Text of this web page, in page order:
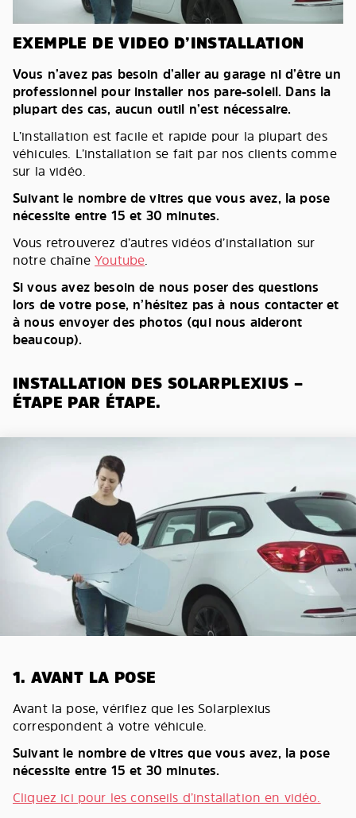
EXEMPLE DE VIDEO D’INSTALLATION
Vous n’avez pas besoin d’aller au garage ni d’être un
professionnel pour installer nos pare-soleil. Dans la
plupart des cas, aucun outil n’est nécessaire.
L’installation est facile et rapide pour la plupart des
véhicules. L’installation se fait par nos clients comme
sur la vidéo.
Suivant le nombre de vitres que vous avez, la pose
nécessite entre 15 et 30 minutes.
Vous retrouverez d’autres vidéos d’installation sur
notre chaîneYoutube.
Si vous avez besoin de nous poser des questions
lors de votre pose, n’hésitez pas à nous contacter et
à nous envoyer des photos (qui nous aideront
beaucoup).
INSTALLATION DES SOLARPLEXIUS –
ÉTAPE PAR ÉTAPE.
1. AVANT LA POSE
Avant la pose, vérifiez que les Solarplexius
correspondent à votre véhicule.
Suivant le nombre de vitres que vous avez, la pose
nécessite entre 15 et 30 minutes.
Cliquez ici pour les conseils d’installation en vidéo.